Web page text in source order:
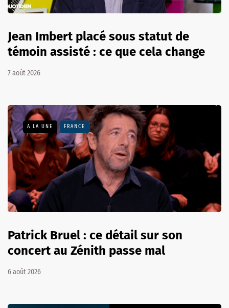
Jean Imbert placé sous statut de
témoin assisté : ce que cela change
7 août 2026
A LA UNE FRANCE
Patrick Bruel : ce détail sur son
concert au Zénith passe mal
6 août 2026